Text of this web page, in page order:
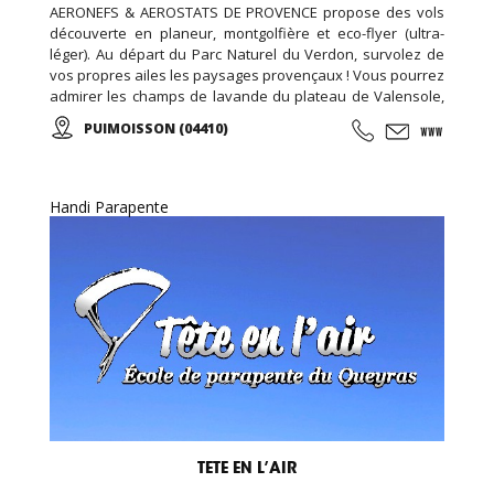
AERONEFS & AEROSTATS DE PROVENCE propose des vols
découverte en planeur, montgolfière et eco-flyer (ultra-
léger). Au départ du Parc Naturel du Verdon, survolez de
vos propres ailes les paysages provençaux ! Vous pourrez
admirer les champs de lavande du plateau de Valensole,
le lac Sainte-Croix ou les gorges du Verdon tout en
apercevant les Alpes se dessiner à l’horizon… A tout âge,
PUIMOISSON (04410)
Handi Parapente
TETE EN L’AIR